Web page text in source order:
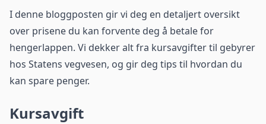
I denne bloggposten gir vi deg en detaljert oversikt
over prisene du kan forvente deg å betale for
hengerlappen. Vi dekker alt fra kursavgifter til gebyrer
hos Statens vegvesen, og gir deg tips til hvordan du
kan spare penger.
Kursavgift